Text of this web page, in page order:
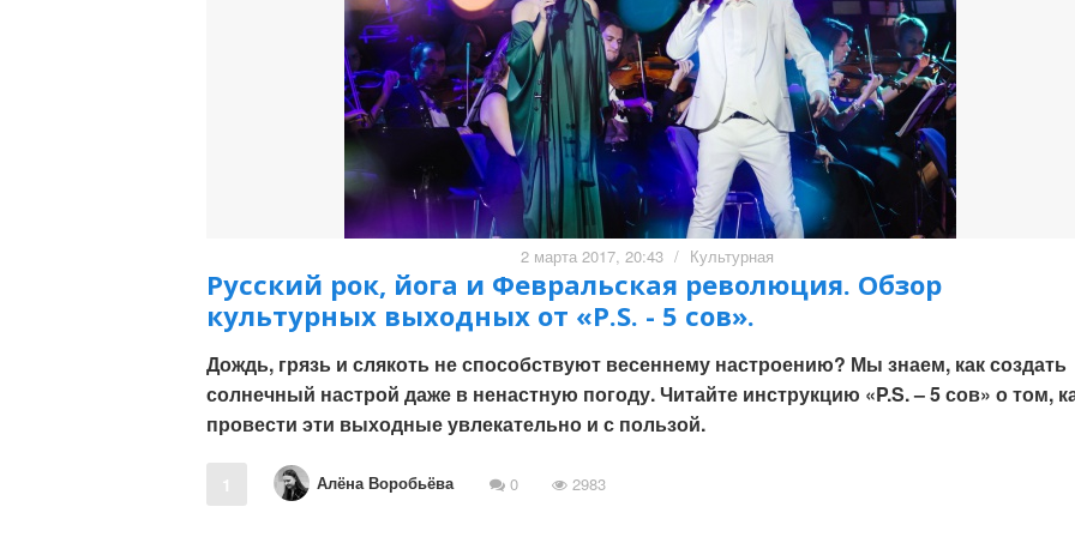
2 марта 2017, 20:43 / Культурная
Русский рок, йога и Февральская революция. Обзор
культурных выходных от «P.S. - 5 сов».
Дождь, грязь и слякоть не способствуют весеннему настроению? Мы знаем, как создать
солнечный настрой даже в ненастную погоду. Читайте инструкцию «P.S. – 5 сов» о том,
провести эти выходные увлекательно и с пользой.
1 Алёна Воробьёва 0 2983